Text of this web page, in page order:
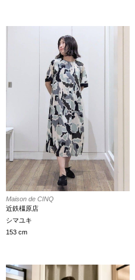
Maison de CINQ
近鉄橿原店
シマユキ
153 cm